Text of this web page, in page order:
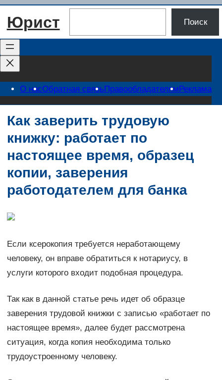
Перейти
Юрист Поиск
О насОбратная связьПравообладателямРеклама
Как заверить трудовую
книжку: работает по
настоящее время, образец
копии, заверения
работодателем для банка
Если ксерокопия требуется неработающему
человеку, он вправе обратиться к нотариусу, в
услуги которого входит подобная процедура.
Так как в данной статье речь идет об образце
заверения трудовой книжки с записью «работает по
настоящее время», далее будет рассмотрена
ситуация, когда копия необходима только
трудоустроенному человеку.